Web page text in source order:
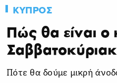
ΚΥΠΡΟΣ
Πώς θα είναι ο
Πότε θα δούμε μικρή